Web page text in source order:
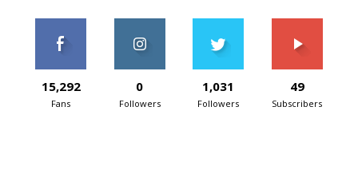
15,292
Fans
0
Followers
1,031
Followers
49
Subscribers